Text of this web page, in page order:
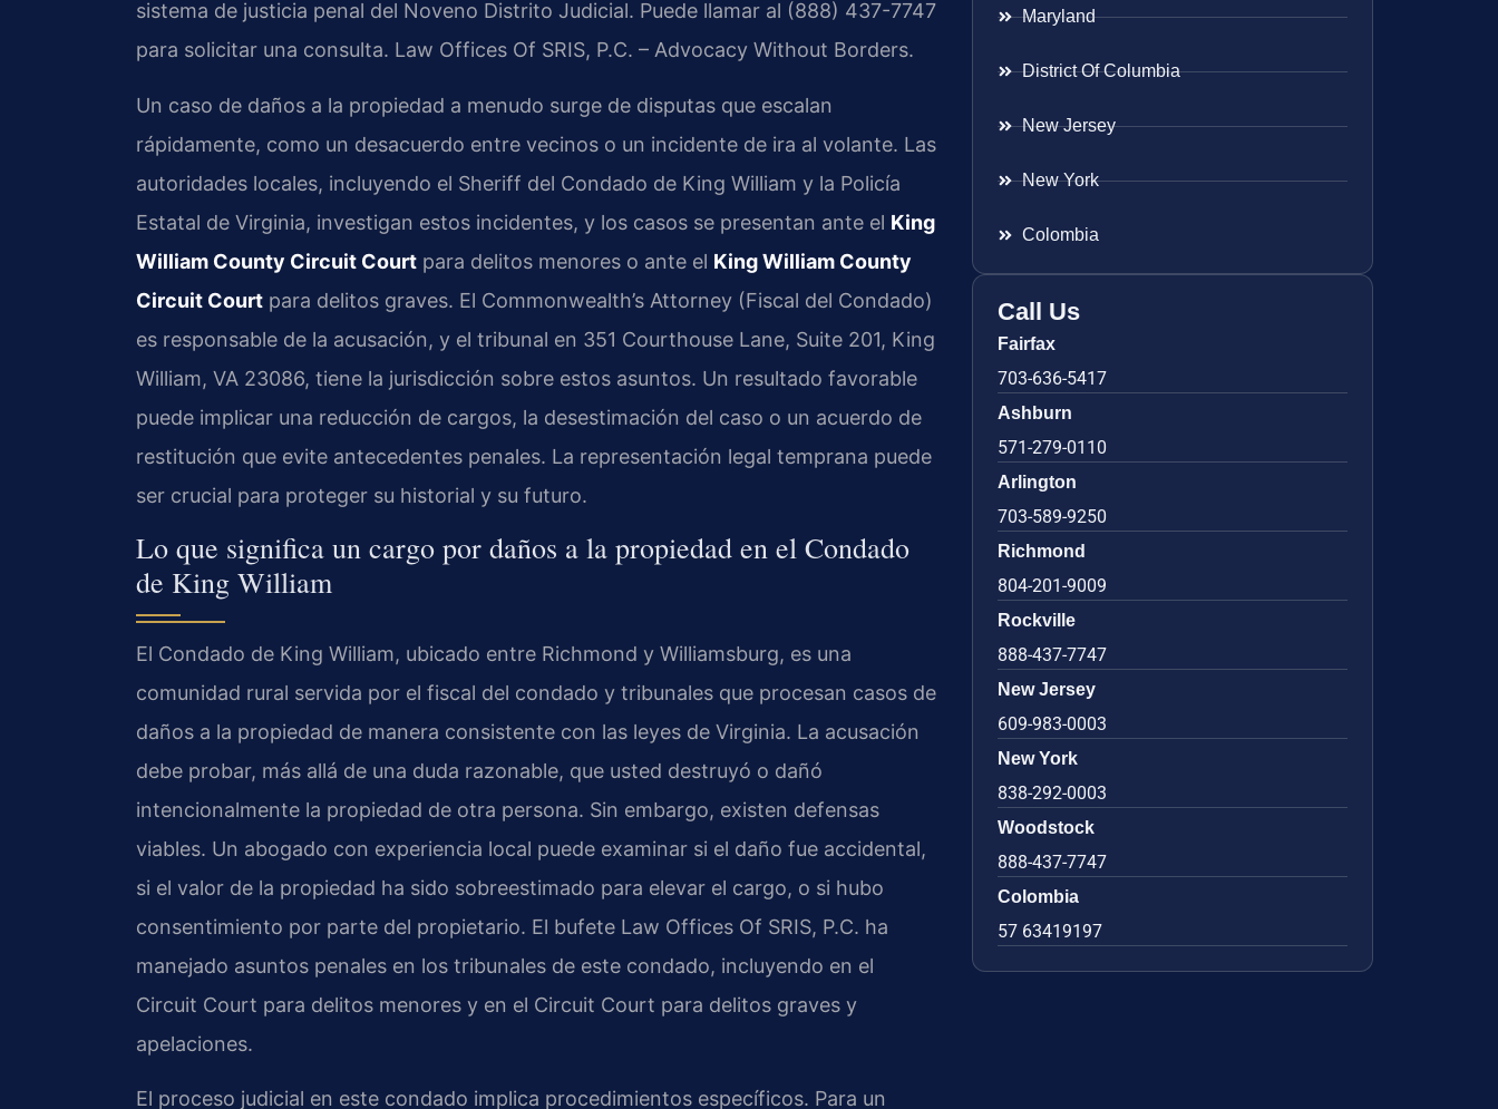
sistema de justicia penal del Noveno Distrito Judicial. Puede llamar al (888) 437-7747
para solicitar una consulta. Law Offices Of SRIS, P.C. – Advocacy Without Borders.
Un caso de daños a la propiedad a menudo surge de disputas que escalan
rápidamente, como un desacuerdo entre vecinos o un incidente de ira al volante. Las
autoridades locales, incluyendo el Sheriff del Condado de King William y la Policía
Estatal de Virginia, investigan estos incidentes, y los casos se presentan ante el King
William County Circuit Court para delitos menores o ante el King William County
Circuit Court para delitos graves. El Commonwealth’s Attorney (Fiscal del Condado)
es responsable de la acusación, y el tribunal en 351 Courthouse Lane, Suite 201, King
William, VA 23086, tiene la jurisdicción sobre estos asuntos. Un resultado favorable
puede implicar una reducción de cargos, la desestimación del caso o un acuerdo de
restitución que evite antecedentes penales. La representación legal temprana puede
ser crucial para proteger su historial y su futuro.
Lo que significa un cargo por daños a la propiedad en el Condado
de King William
El Condado de King William, ubicado entre Richmond y Williamsburg, es una
comunidad rural servida por el fiscal del condado y tribunales que procesan casos de
daños a la propiedad de manera consistente con las leyes de Virginia. La acusación
debe probar, más allá de una duda razonable, que usted destruyó o dañó
intencionalmente la propiedad de otra persona. Sin embargo, existen defensas
viables. Un abogado con experiencia local puede examinar si el daño fue accidental,
si el valor de la propiedad ha sido sobreestimado para elevar el cargo, o si hubo
consentimiento por parte del propietario. El bufete Law Offices Of SRIS, P.C. ha
manejado asuntos penales en los tribunales de este condado, incluyendo en el
Circuit Court para delitos menores y en el Circuit Court para delitos graves y
apelaciones.
El proceso judicial en este condado implica procedimientos específicos. Para un
Maryland
District Of Columbia
New Jersey
New York
Colombia
Call Us
Fairfax
703-636-5417
Ashburn
571-279-0110
Arlington
703-589-9250
Richmond
804-201-9009
Rockville
888-437-7747
New Jersey
609-983-0003
New York
838-292-0003
Woodstock
888-437-7747
Colombia
57 63419197